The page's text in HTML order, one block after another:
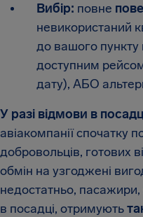
Вибір: повне
невикористаний
до вашого
доступним
дату), АБО
У разі відмови в
авіакомпанії спочатку
добровольців, готових
обмін на узгоджені
недостатньо,
в посадці, отримують